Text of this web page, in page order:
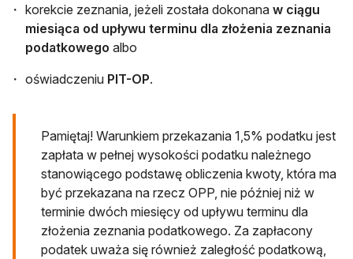
korekcie zeznania, jeżeli została dokonana w ciągu
miesiąca od upływu terminu dla złożenia zeznania
podatkowego albo
oświadczeniu PIT-OP.
Pamiętaj! Warunkiem przekazania 1,5% podatku jest
zapłata w pełnej wysokości podatku należnego
stanowiącego podstawę obliczenia kwoty, która ma
być przekazana na rzecz OPP, nie później niż w
terminie dwóch miesięcy od upływu terminu dla
złożenia zeznania podatkowego. Za zapłacony
podatek uważa się również zaległość podatkową,